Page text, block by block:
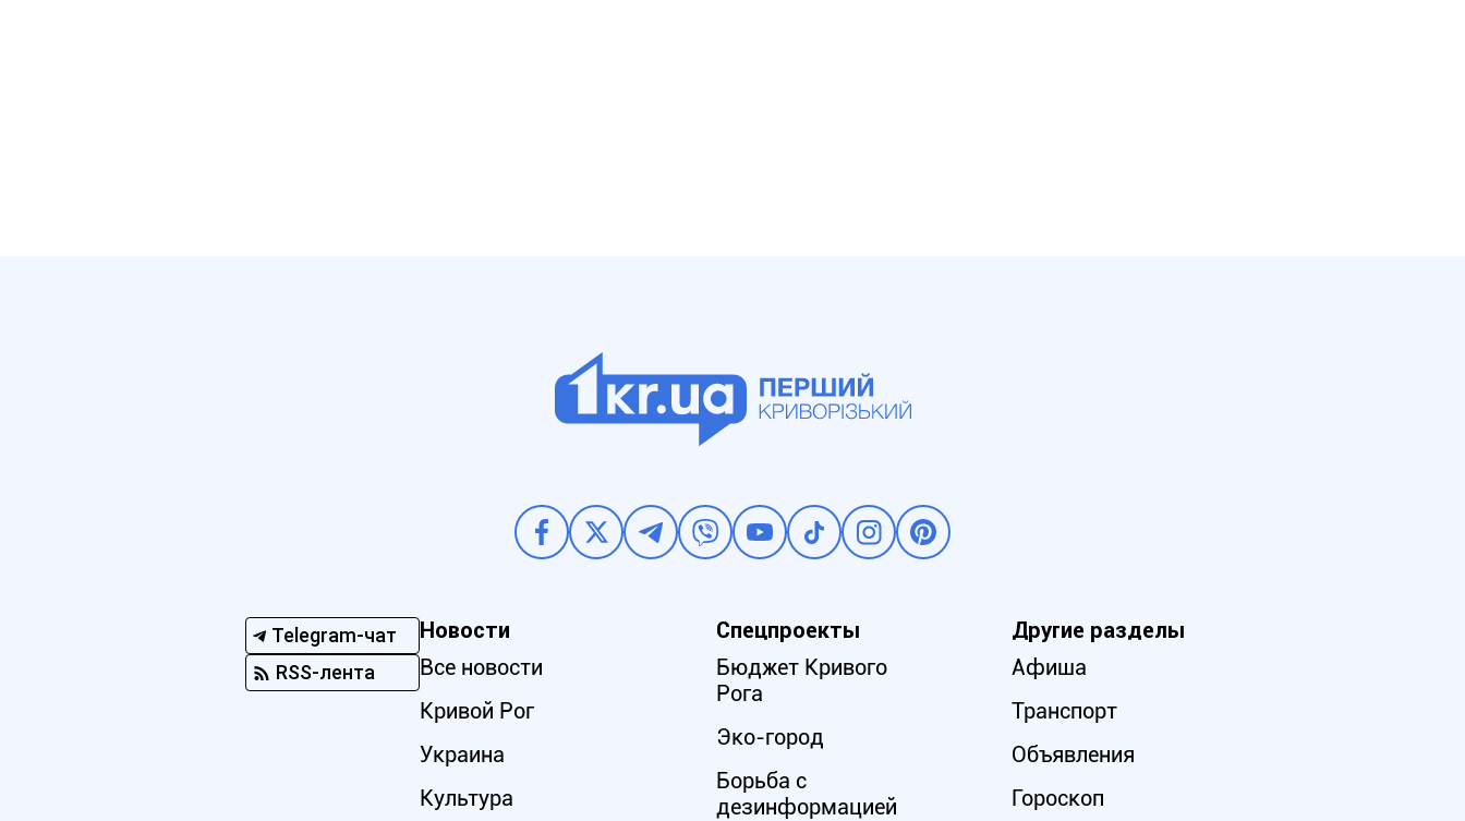
Telegram-чат
RSS-лента
Новости
Все новости
Кривой Рог
Украина
Культура
Спецпроекты
Бюджет Кривого
Рога
Эко-город
Борьба с
дезинформацией
Другие разделы
Афиша
Транспорт
Объявления
Гороскоп